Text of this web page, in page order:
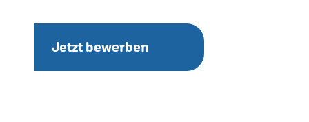
Jetzt bewerben